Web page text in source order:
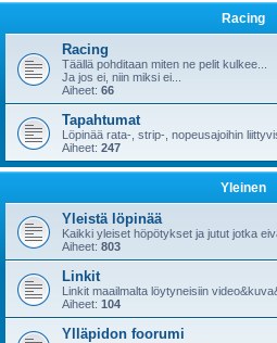
Racing
Racing
Täällä pohditaan miten ne pelit kulkee...
Ja jos ei, niin miksi ei...
Aiheet: 66
Tapahtumat
Löpinää rata-, strip-, nopeusajoihin
Aiheet: 247
Yleinen
Yleistä löpinää
Kaikki yleiset höpötykset ja jutut jotka
Aiheet: 803
Linkit
Linkit maailmalta löytyneisiin
Aiheet: 104
Ylläpidon foorumi